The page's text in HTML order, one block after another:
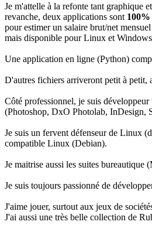
Je m'attelle à la refonte tant graphique
revanche, deux applications sont
pour estimer un salaire brut/net
mais disponible pour Linux et
Une application en ligne (Python)
D'autres fichiers arriveront petit à petit,
Côté professionnel, je suis
(Photoshop, DxO Photolab, InDesign,
Je suis un fervent défenseur de Linux
compatible Linux (Debian).
Je maitrise aussi les suites
Je suis toujours passionné de
J'aime jouer, surtout aux jeux de
J'ai aussi une très belle collection de